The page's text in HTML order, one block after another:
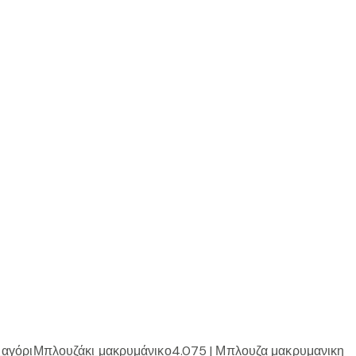
Μπλουζάκι μακρυμάνικο4.075 | Μπλουζα μακρυμανικη